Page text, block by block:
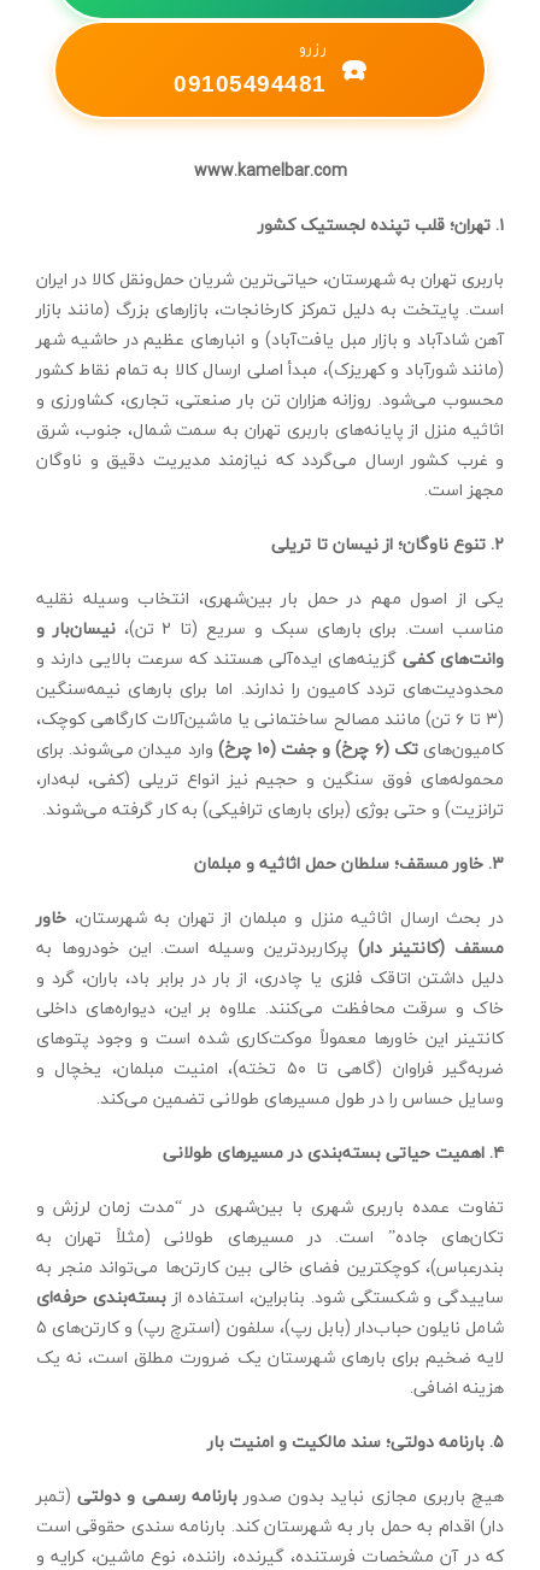
☎️ رزرو
09105494481
www.kamelbar.com
۱. تهران؛ قلب تپنده لجستیک کشور
باربری تهران به شهرستان، حیاتی‌ترین شریان حمل‌ونقل کالا در ایران
است. پایتخت به دلیل تمرکز کارخانجات، بازارهای بزرگ (مانند بازار
آهن شادآباد و بازار مبل یافت‌آباد) و انبارهای عظیم در حاشیه شهر
(مانند شورآباد و کهریزک)، مبدأ اصلی ارسال کالا به تمام نقاط کشور
محسوب می‌شود. روزانه هزاران تن بار صنعتی، تجاری، کشاورزی و
اثاثیه منزل از پایانه‌های باربری تهران به سمت شمال، جنوب، شرق
و غرب کشور ارسال می‌گردد که نیازمند مدیریت دقیق و ناوگان
مجهز است.
۲. تنوع ناوگان؛ از نیسان تا تریلی
یکی از اصول مهم در حمل بار بین‌شهری، انتخاب وسیله نقلیه
مناسب است. برای بارهای سبک و سریع (تا ۲ تن)،
نیسان‌بار و
وانت‌های کفی گزینه‌های ایده‌آلی هستند که سرعت بالایی دارند و
محدودیت‌های تردد کامیون را ندارند. اما برای بارهای نیمه‌سنگین
(۳ تا ۶ تن) مانند مصالح ساختمانی یا ماشین‌آلات کارگاهی کوچک،
کامیون‌هایتک (۶ چرخ) و جفت (۱۰ چرخ)
وارد میدان می‌شوند. برای
محموله‌های فوق سنگین و حجیم نیز انواع تریلی (کفی، لبه‌دار،
ترانزیت) و حتی بوژی (برای بارهای ترافیکی) به کار گرفته می‌شوند.
۳. خاور مسقف؛ سلطان حمل اثاثیه و مبلمان
در بحث ارسال اثاثیه منزل و مبلمان از تهران به شهرستان، خاور
مسقف (کانتینر دار) پرکاربردترین وسیله است. این خودروها به
دلیل داشتن اتاقک فلزی یا چادری، از بار در برابر باد، باران، گرد و
خاک و سرقت محافظت می‌کنند. علاوه بر این، دیواره‌های داخلی
کانتینر این خاورها معمولاً موکت‌کاری شده است و وجود پتوهای
ضربه‌گیر فراوان (گاهی تا ۵۰ تخته)، امنیت مبلمان، یخچال و
وسایل حساس را در طول مسیرهای طولانی تضمین می‌کند.
۴. اهمیت حیاتی بسته‌بندی در مسیرهای طولانی
تفاوت عمده باربری شهری با بین‌شهری در “مدت زمان لرزش و
تکان‌های جاده” است. در مسیرهای طولانی (مثلاً تهران به
بندرعباس)، کوچکترین فضای خالی بین کارتن‌ها می‌تواند منجر به
ساییدگی و شکستگی شود. بنابراین، استفاده ازبسته‌بندی حرفه‌ای
شامل نایلون حباب‌دار (بابل رپ)، سلفون (استرچ رپ) و کارتن‌های ۵
لایه ضخیم برای بارهای شهرستان یک ضرورت مطلق است، نه یک
هزینه اضافی.
۵. بارنامه دولتی؛ سند مالکیت و امنیت بار
هیچ باربری مجازی نباید بدون صدوربارنامه رسمی و دولتی(تمبر
دار) اقدام به حمل بار به شهرستان کند. بارنامه سندی حقوقی است
که در آن مشخصات فرستنده، گیرنده، راننده، نوع ماشین، کرایه و